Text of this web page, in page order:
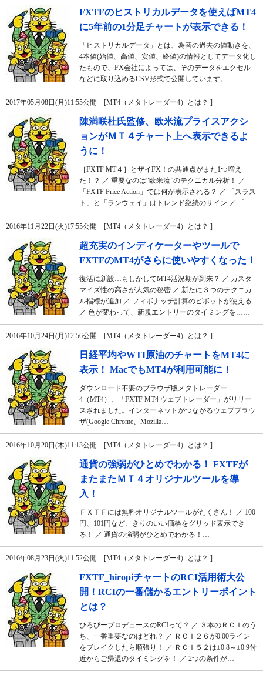
FXTFのヒストリカルデータを使えばMT4
に5年前の1分足チャートが表示できる！
「ヒストリカルデータ」とは、為替の過去の値動きを、
4本値(始値、高値、安値、終値)の情報としてデータ化し
たもので、FX会社によっては、そのデータをエクセル
などに取り込めるCSV形式で公開しています。…
2017年05月08日(月)11:55公開 [MT4（メタトレーダー4）とは？ ]
陳満咲杜氏監修、欧米流プライスアクシ
ョンがＭＴ４チャート上へ表示できるよ
うに！
［FXTF MT４］とザイFX！の共通点がまた1つ増え
た！？ ／ 重要なのは“欧米流”のテクニカル分析！ ／
「FXTF Price Action」では何が表示される？ ／ 「スラス
ト」と「ランウェイ」はトレンド継続のサイン ／ 「…
2016年11月22日(火)17:55公開 [MT4（メタトレーダー4）とは？ ]
超充実のインディケーターやツールで
FXTFのMT4がさらに使いやすくなった！
復活に新設…もしかしてMT4活況期が到来？ ／ カスタ
マイズ性の高さが人気の秘密 ／ 新たに３つのテクニカ
ル指標が追加 ／ フィボナッチ計算のピボットが使える
／ 色が変わって、新規エントリーのタイミングを……
2016年10月24日(月)12:56公開 [MT4（メタトレーダー4）とは？ ]
日経平均やWTI原油のチャートをMT4に
表示！ MacでもMT4が利用可能に！
ダウンロード不要のブラウザ版メタトレーダー
4（MT4）、「FXTF MT4 ウェブトレーダー」がリリー
スされました。インターネットがつながるウェブブラウ
ザ(Google Chrome、Mozilla…
2016年10月20日(木)11:13公開 [MT4（メタトレーダー4）とは？ ]
通貨の強弱がひとめでわかる！ FXTFが
またまたＭＴ４オリジナルツールを導
入！
ＦＸＴＦには無料オリジナルツールがたくさん！ ／ 100
円、101円など、きりのいい価格をグリッド表示でき
る！ ／ 通貨の強弱がひとめでわかる！…
2016年08月23日(火)11:52公開 [MT4（メタトレーダー4）とは？ ]
FXTF_hiropiチャートのRCI活用術大公
開！RCIの一番儲かるエントリーポイント
とは？
ひろぴープロデュースのRCIって？ ／ ３本のＲＣＩのう
ち、一番重要なのはどれ？ ／ ＲＣＩ２６が0.00ライン
をブレイクしたら順張り！ ／ ＲＣＩ５２は±0.8～±0.9付
近からご帰還のタイミングを！ ／ 2つの条件が…